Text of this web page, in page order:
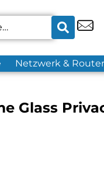
Netzwerk & Router
Glass